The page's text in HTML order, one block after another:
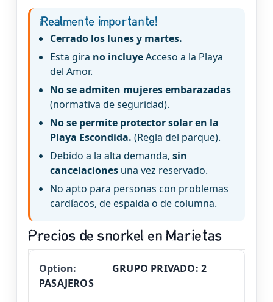
¡Realmente importante!
Cerrado los lunes y martes.
Esta gira no incluyeAcceso a la Playa
del Amor.
No se admiten mujeres embarazadas
(normativa de seguridad).
No se permite protector solar en la
Playa Escondida. (Regla del parque).
Debido a la alta demanda, sin
cancelaciones una vez reservado.
No apto para personas con problemas
cardíacos, de espalda o de columna.
Precios de snorkel en Marietas
Opción
(pp)
GRUPO PRIVADO: 2
PASAJEROS